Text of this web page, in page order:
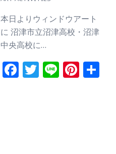
本日よりウィンドウアート
に 沼津市立沼津高校・沼津
中央高校に…
Facebook
Twitter
Line 共